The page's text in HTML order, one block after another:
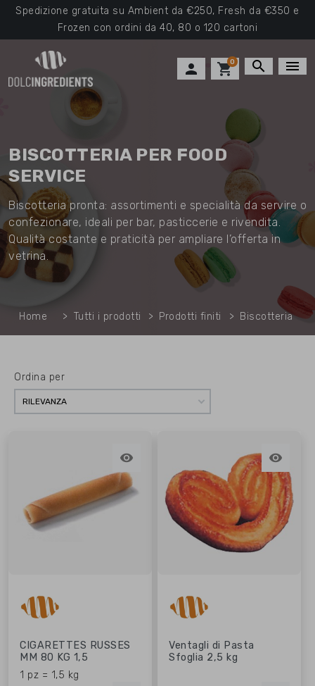
Spedizione gratuita su Ambient da €250, Fresh da €350 e
Frozen con ordini da 40, 80 o 120 cartoni
 shopping_cart0 search menu
BISCOTTERIA PER FOOD
SERVICE
Biscotteria pronta: assortimenti e specialità da servire o
confezionare, ideali per bar, pasticcerie e rivendita.
Qualità costante e praticità per ampliare l’offerta in
vetrina.
Home Tutti i prodotti Prodotti finiti Biscotteria
Ordina per
RILEVANZA

CIGARETTES RUSSES
MM 80 KG 1,5
1 pz = 1,5 kg

Ventagli di Pasta
Sfoglia 2,5 kg